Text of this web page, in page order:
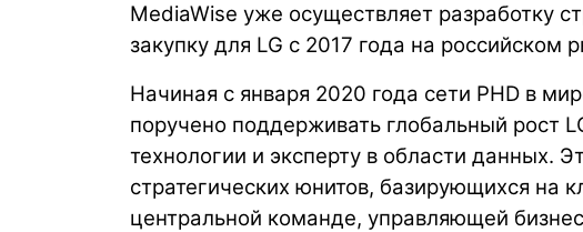
MediaWise уже осуществляет разработку
закупку для LG с 2017 года на российском
Начиная с января 2020 года сети PHD в
поручено поддерживать глобальный рост
технологии и эксперту в области данных.
стратегических юнитов, базирующихся на
центральной команде, управляющей